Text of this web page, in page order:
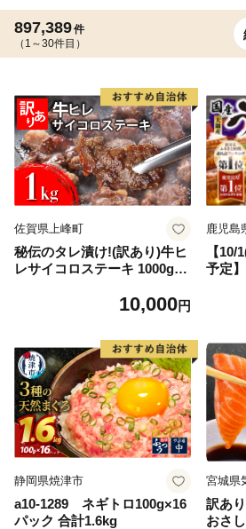
897,389件
（1～30件目）
佐賀県上峰町
秘伝のタレ漬け!(訳あり)牛ヒ
レサイコロステーキ 1000g
10,000円
鹿児島
【
予定
静岡県焼津市
a10-1289 ネギトロ100g×16
パック 合計1.6kg
宮城県
訳あ
おさ